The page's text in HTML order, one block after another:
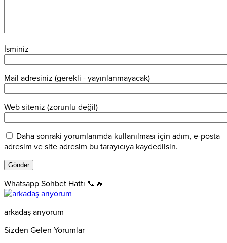
İsminiz
Mail adresiniz (gerekli - yayınlanmayacak)
Web siteniz (zorunlu değil)
Daha sonraki yorumlarımda kullanılması için adım, e-posta
adresim ve site adresim bu tarayıcıya kaydedilsin.
Whatsapp Sohbet Hattı 📞🔥
arkadaş arıyorum
Sizden Gelen Yorumlar